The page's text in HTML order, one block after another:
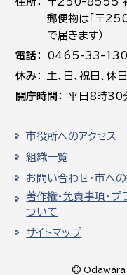
郵便物は「〒
で届きます）
電話
0465-33-1300
休み
土､日､祝日、
開庁時間
平日8時30
市役所へのアクセス
組織一覧
お問い合わせ・市へ
著作権・免責事項・プ
ついて
サイトマップ
© Odawara